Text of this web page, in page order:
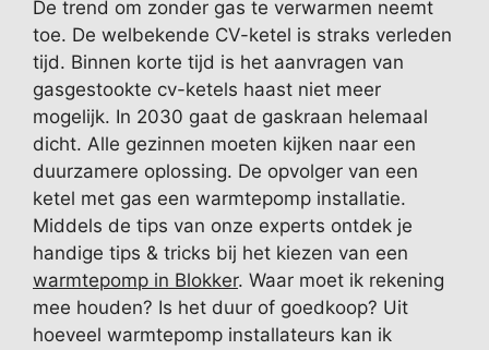
De trend om zonder gas te verwarmen neemt
toe. De welbekende CV-ketel is straks verleden
tijd. Binnen korte tijd is het aanvragen van
gasgestookte cv-ketels haast niet meer
mogelijk. In 2030 gaat de gaskraan helemaal
dicht. Alle gezinnen moeten kijken naar een
duurzamere oplossing. De opvolger van een
ketel met gas een warmtepomp installatie.
Middels de tips van onze experts ontdek je
handige tips & tricks bij het kiezen van een
warmtepomp in Blokker. Waar moet ik rekening
mee houden? Is het duur of goedkoop? Uit
hoeveel warmtepomp installateurs kan ik